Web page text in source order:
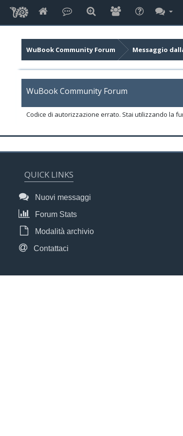
WuBook Community Forum Messaggio
WuBook Community Forum
Codice di autorizzazione errato. Stai utilizzando la
QUICK LINKS
Nuovi messaggi
Forum Stats
Modalità archivio
Contattaci